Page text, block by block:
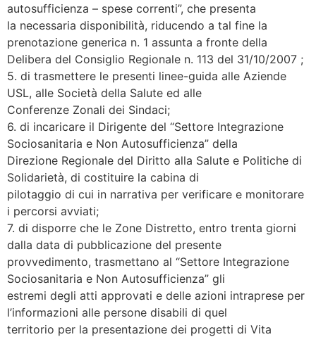
autosufficienza – spese correnti”, che presenta
la necessaria disponibilità, riducendo a tal fine la
prenotazione generica n. 1 assunta a fronte della
Delibera del Consiglio Regionale n. 113 del 31/10/2007 ;
5. di trasmettere le presenti linee-guida alle Aziende
USL, alle Società della Salute ed alle
Conferenze Zonali dei Sindaci;
6. di incaricare il Dirigente del “Settore Integrazione
Sociosanitaria e Non Autosufficienza” della
Direzione Regionale del Diritto alla Salute e Politiche di
Solidarietà, di costituire la cabina di
pilotaggio di cui in narrativa per verificare e monitorare
i percorsi avviati;
7. di disporre che le Zone Distretto, entro trenta giorni
dalla data di pubblicazione del presente
provvedimento, trasmettano al “Settore Integrazione
Sociosanitaria e Non Autosufficienza” gli
estremi degli atti approvati e delle azioni intraprese per
l’informazioni alle persone disabili di quel
territorio per la presentazione dei progetti di Vita